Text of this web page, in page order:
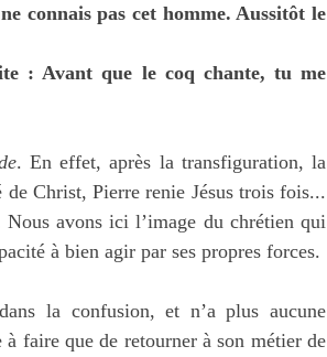
connais pas cet homme. Aussitôt le
: Avant que le coq chante, tu me
. En effet, après la transfiguration, la
Christ, Pierre renie Jésus trois fois...
Nous avons ici l’image du chrétien qui
à bien agir par ses propres forces.
la confusion, et n’a plus aucune
faire que de retourner à son métier de